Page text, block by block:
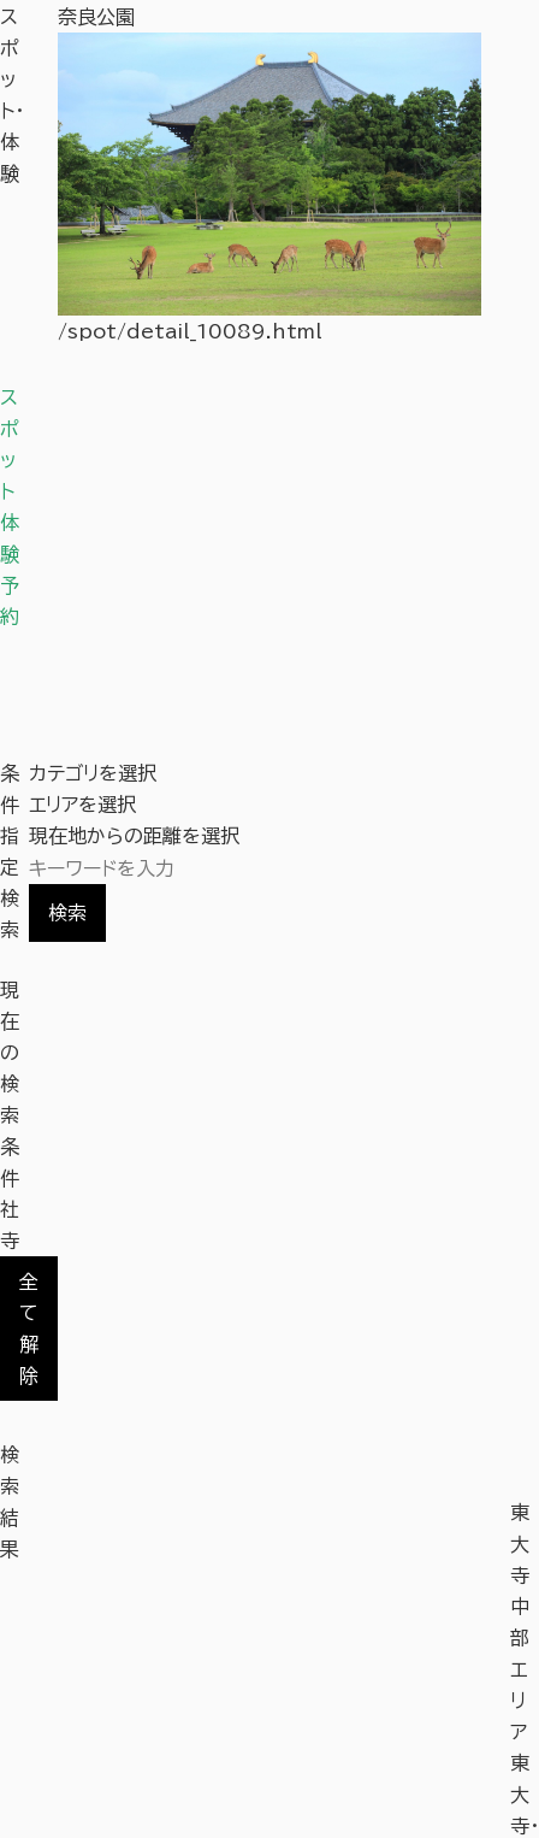
ス
ポ
ッ
ト・
体
験
奈良公園
/spot/detail_10089.html
ス
ポ
ッ
ト
体
験
予
約
条
件
指
定
検
索
カテゴリを選択
エリアを選択
現在地からの距離を選択
検索
現
在
の
検
索
条
件
社
寺
全
て
解
除
検
索
結
果
東
大
寺
中
部
エ
リ
ア
東
大
寺・